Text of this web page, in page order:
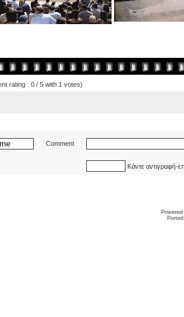
rating : 0 / 5 with 1 votes)
Comment
Κάντε αντιγραφή-